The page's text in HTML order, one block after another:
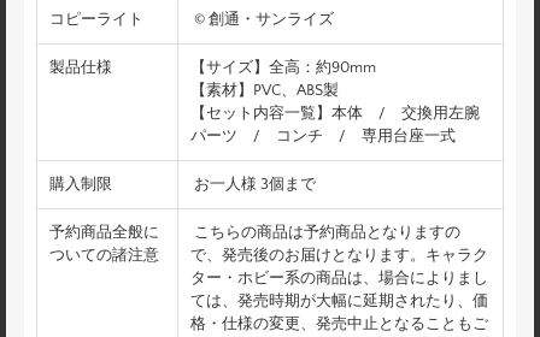
コピーライト © 創通・サンライズ
製品仕様
【サイズ】全高：約90mm
【素材】PVC、ABS製
【セット内容一覧】本体 / 交換用左腕
パーツ / コンチ / 専用台座一式
購入制限 お一人様 3個まで
予約商品全般に
ついての諸注意
こちらの商品は予約商品となりますの
で、発売後のお届けとなります。キャラク
ター・ホビー系の商品は、場合によりまし
ては、発売時期が大幅に延期されたり、価
格・仕様の変更、発売中止となることもご